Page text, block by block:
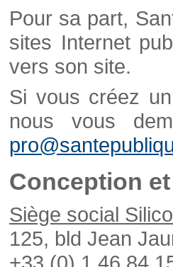
Pour sa part,
sites Internet
vers son site.
Si vous créez
nous vous
Conception
Siège social
125, bld Jean